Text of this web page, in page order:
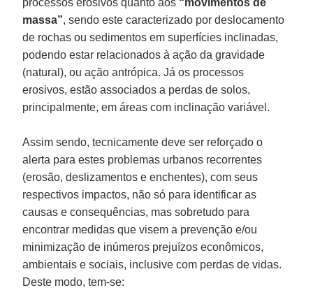
massa”, sendo este caracterizado por deslocamento
de rochas ou sedimentos em superfícies inclinadas,
podendo estar relacionados à ação da gravidade
(natural), ou ação antrópica. Já os processos
erosivos, estão associados a perdas de solos,
principalmente, em áreas com inclinação variável.
Assim sendo, tecnicamente deve ser reforçado o
alerta para estes problemas urbanos recorrentes
(erosão, deslizamentos e enchentes), com seus
respectivos impactos, não só para identificar as
causas e consequências, mas sobretudo para
encontrar medidas que visem a prevenção e/ou
minimização de inúmeros prejuízos econômicos,
ambientais e sociais, inclusive com perdas de vidas.
Deste modo, tem-se: